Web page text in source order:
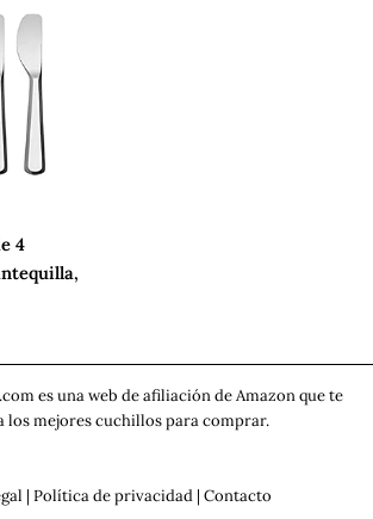
4
es una web de afiliación de Amazon que te
los mejores cuchillos para comprar.
| Política de privacidad | Contacto